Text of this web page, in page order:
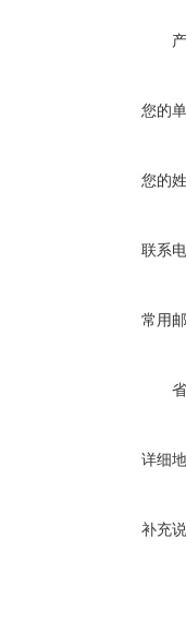
您的
您的
联系
常用
详细
补充